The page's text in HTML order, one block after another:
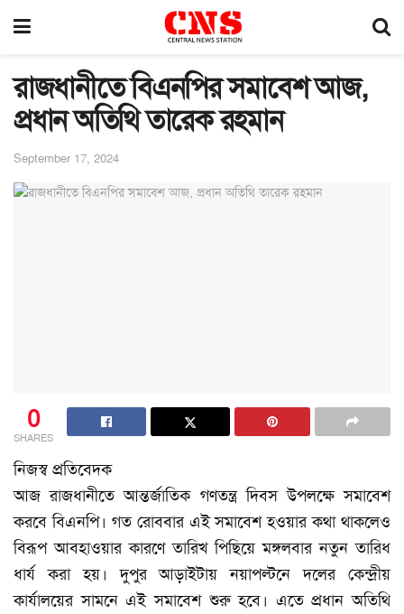
রাজধানীতে বিএনপির সমাবেশ আজ,
প্রধান অতিথি তারেক রহমান
September 17, 2024
0
SHARES
নিজস্ব প্রতিবেদক
আজ রাজধানীতে আন্তর্জাতিক গণতন্ত্র দিবস উপলক্ষে সমাবেশ
করবে বিএনপি। গত রোববার এই সমাবেশ হওয়ার কথা থাকলেও
বিরূপ আবহাওয়ার কারণে তারিখ পিছিয়ে মঙ্গলবার নতুন তারিধ
ধার্য করা হয়। দুপুর আড়াইটায় নয়াপল্টনে দলের কেন্দ্রীয়
কার্যালয়ের সামনে এই সমাবেশ শুরু হবে। এতে প্রধান অতিথি